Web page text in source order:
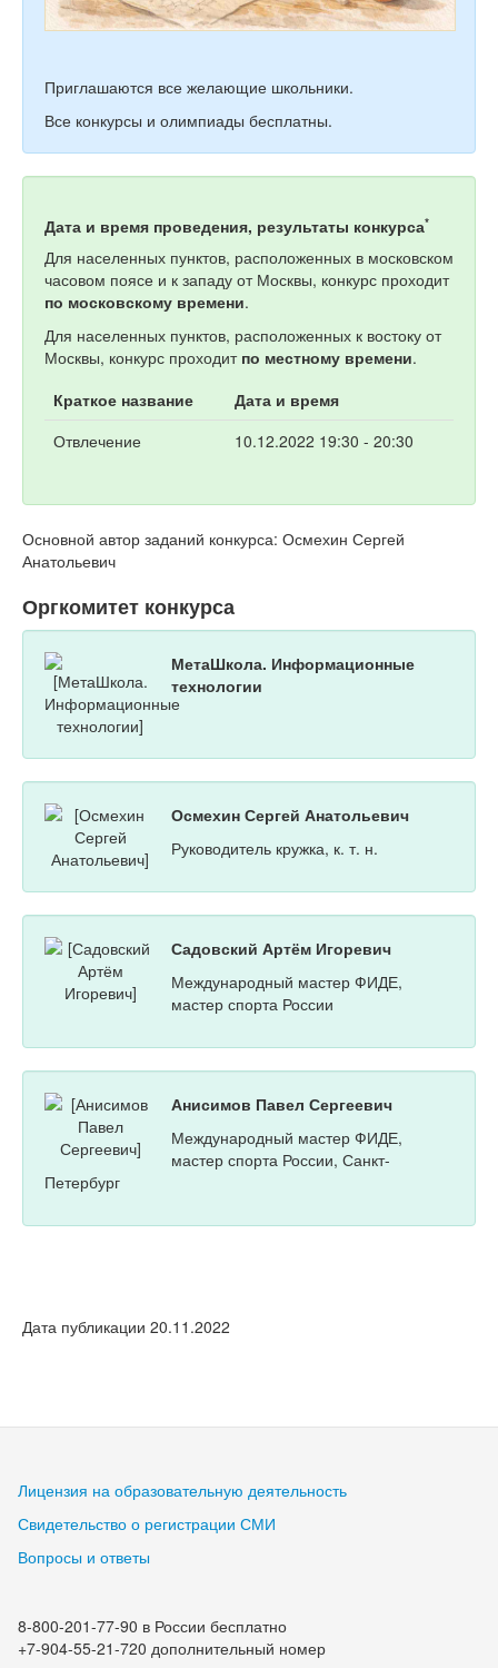
Приглашаются все желающие школьники.
Все конкурсы и олимпиады бесплатны.
Дата и время проведения, результаты конкурса*
Для населенных пунктов, расположенных в московском
часовом поясе и к западу от Москвы, конкурс проходит
по московскому времени.
Для населенных пунктов, расположенных к востоку от
Москвы, конкурс проходит по местному времени.
Краткое название
Дата и время
Отвлечение
10.12.2022 19:30 - 20:30
Основной автор заданий конкурса: Осмехин Сергей
Анатольевич
Оргкомитет конкурса
МетаШкола. Информационные
технологии
Осмехин Сергей Анатольевич
Руководитель кружка, к. т. н.
Садовский Артём Игоревич
Международный мастер ФИДЕ,
мастер спорта России
Анисимов Павел Сергеевич
Международный мастер ФИДЕ,
мастер спорта России, Санкт-
Петербург
Дата публикации 20.11.2022
Лицензия на образовательную деятельность
Свидетельство о регистрации СМИ
Вопросы и ответы
8-800-201-77-90 в России бесплатно
+7-904-55-21-720 дополнительный номер